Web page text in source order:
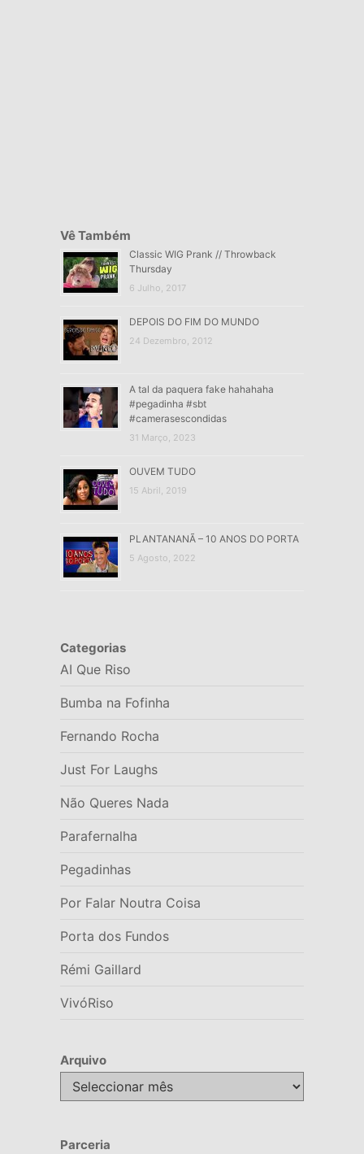
Vê Também
Classic WIG Prank // Throwback
Thursday
6 Julho, 2017
DEPOIS DO FIM DO MUNDO
24 Dezembro, 2012
A tal da paquera fake hahahaha
#pegadinha #sbt
#camerasescondidas
31 Março, 2023
OUVEM TUDO
15 Abril, 2019
PLANTANANÃ – 10 ANOS DO PORTA
5 Agosto, 2022
Categorias
AI Que Riso
Bumba na Fofinha
Fernando Rocha
Just For Laughs
Não Queres Nada
Parafernalha
Pegadinhas
Por Falar Noutra Coisa
Porta dos Fundos
Rémi Gaillard
VivóRiso
Arquivo
Arquivo
Parceria